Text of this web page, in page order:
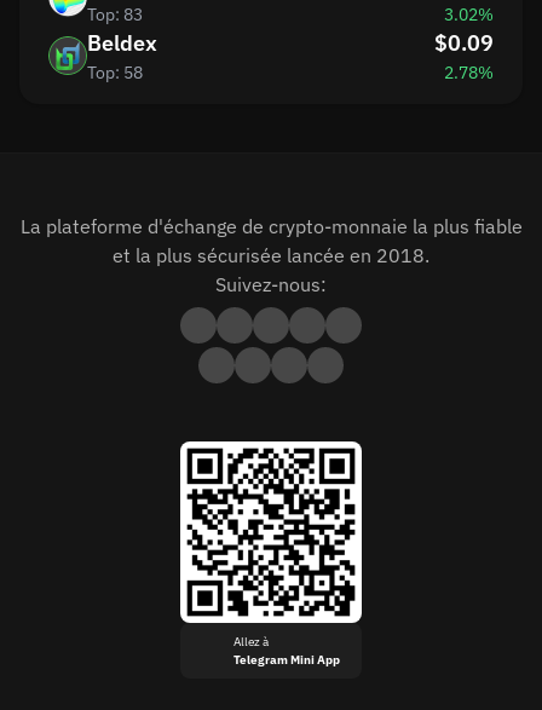
Top: 83 3.02%
Beldex
Top: 58
$0.09
2.78%
La plateforme d'échange de crypto-monnaie la plus fiable
et la plus sécurisée lancée en 2018.
Suivez-nous:
Allez à
Telegram Mini App